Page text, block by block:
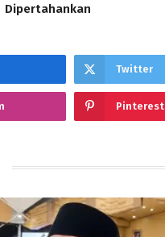
Dipertahankan
Twitter
Pinterest